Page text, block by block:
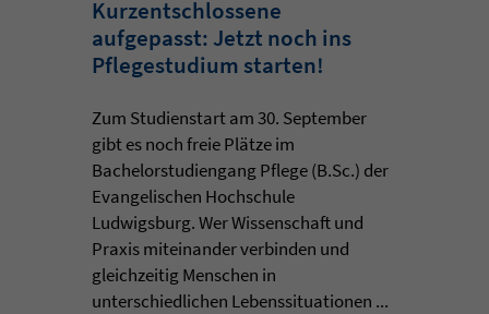
Kurzentschlossene
aufgepasst: Jetzt noch ins
Pflegestudium starten!
Zum Studienstart am 30. September
gibt es noch freie Plätze im
Bachelorstudiengang Pflege (B.Sc.) der
Evangelischen Hochschule
Ludwigsburg. Wer Wissenschaft und
Praxis miteinander verbinden und
gleichzeitig Menschen in
unterschiedlichen Lebenssituationen ...